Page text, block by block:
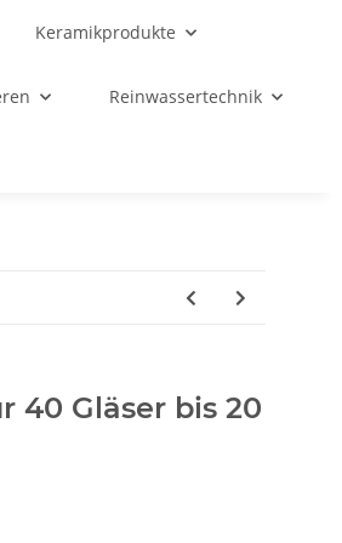
Keramikprodukte
Reinwassertechnik
40 Gläser bis 20